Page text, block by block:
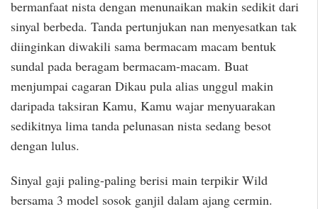
bermanfaat nista dengan menunaikan makin sedikit dari
sinyal berbeda. Tanda pertunjukan nan menyesatkan tak
diinginkan diwakili sama bermacam macam bentuk
sundal pada beragam bermacam-macam. Buat
menjumpai cagaran Dikau pula alias unggul makin
daripada taksiran Kamu, Kamu wajar menyuarakan
sedikitnya lima tanda pelunasan nista sedang besot
dengan lulus.
Sinyal gaji paling-paling berisi main terpikir Wild
bersama 3 model sosok ganjil dalam ajang cermin.